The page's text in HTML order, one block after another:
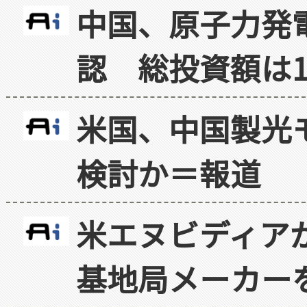
中国、原子力
認 総投資額は
米国、中国製光
検討か＝報道
米エヌビディア
基地局メーカー